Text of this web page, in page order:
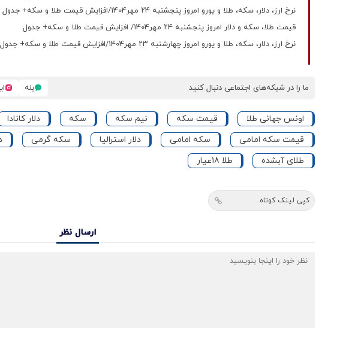
نرخ ارز، دلار، سکه، طلا و یورو امروز پنجشنبه ۲۴ مهر1404/افزایش قیمت طلا و سکه+ جدول
قیمت طلا، سکه و دلار امروز پنجشنبه ۲۴ مهر1404/ افزایش قیمت‌ طلا و سکه+ جدول
نرخ ارز، دلار، سکه، طلا و یورو امروز چهارشنبه ۲۳ مهر1404/افزایش قیمت طلا و سکه+ جدول
ما را در شبکه‌های اجتماعی دنبال کنید بله
اونس جهانی طلا قیمت سکه نیم سکه سکه دلار کانادا
قیمت سکه امامی
سکه امامی دلار استرالیا سکه گرمی
طلای آبشده
طلا 18عیار
کپی لینک کوتاه
ارسال نظر